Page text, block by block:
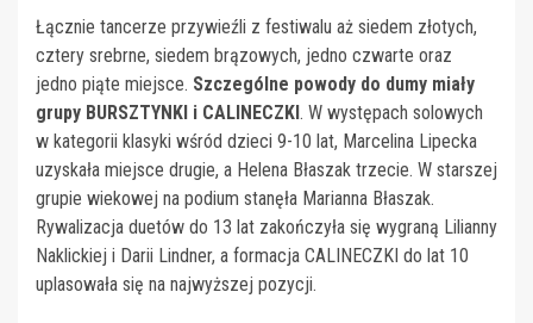
Łącznie tancerze przywieźli z festiwalu aż siedem złotych,
cztery srebrne, siedem brązowych, jedno czwarte oraz
jedno piąte miejsce. Szczególne powody do dumy miały
grupy BURSZTYNKI i CALINECZKI. W występach solowych
w kategorii klasyki wśród dzieci 9-10 lat, Marcelina Lipecka
uzyskała miejsce drugie, a Helena Błaszak trzecie. W starszej
grupie wiekowej na podium stanęła Marianna Błaszak.
Rywalizacja duetów do 13 lat zakończyła się wygraną Lilianny
Naklickiej i Darii Lindner, a formacja CALINECZKI do lat 10
uplasowała się na najwyższej pozycji.